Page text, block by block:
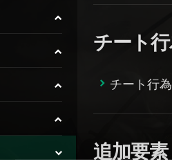
チート
チート行
追加要素